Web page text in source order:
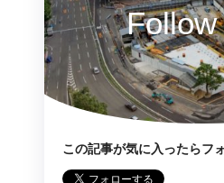
この記事が気に入ったらフ